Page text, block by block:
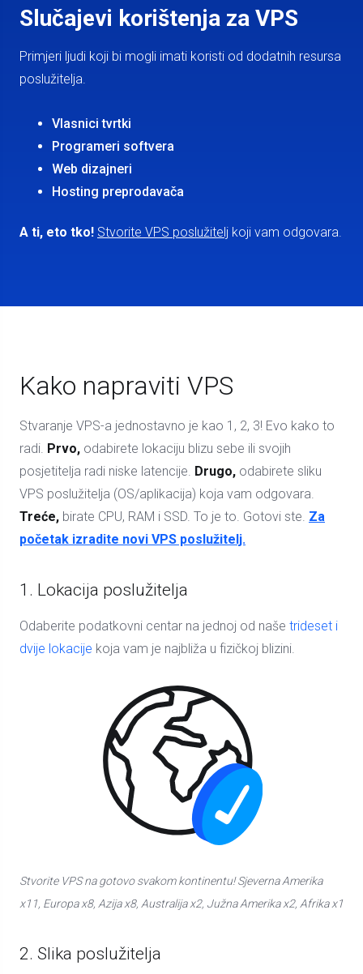
Slučajevi korištenja za VPS
Primjeri ljudi koji bi mogli imati koristi od dodatnih resursa
poslužitelja.
Vlasnici tvrtki
Programeri softvera
Web dizajneri
Hosting preprodavača
A ti, eto tko! Stvorite VPS poslužitelj koji vam odgovara.
Kako napraviti VPS
Stvaranje VPS-a jednostavno je kao 1, 2, 3! Evo kako to
radi. Prvo, odabirete lokaciju blizu sebe ili svojih
posjetitelja radi niske latencije. Drugo, odabirete sliku
VPS poslužitelja (OS/aplikacija) koja vam odgovara.
Treće, birate CPU, RAM i SSD. To je to. Gotovi ste. Za
početak izradite novi VPS poslužitelj.
1. Lokacija poslužitelja
Odaberite podatkovni centar na jednoj od naše trideset i
dvije lokacije koja vam je najbliža u fizičkoj blizini.
Stvorite VPS na gotovo svakom kontinentu! Sjeverna Amerika
x11, Europa x8, Azija x8, Australija x2, Južna Amerika x2, Afrika x1
2. Slika poslužitelja